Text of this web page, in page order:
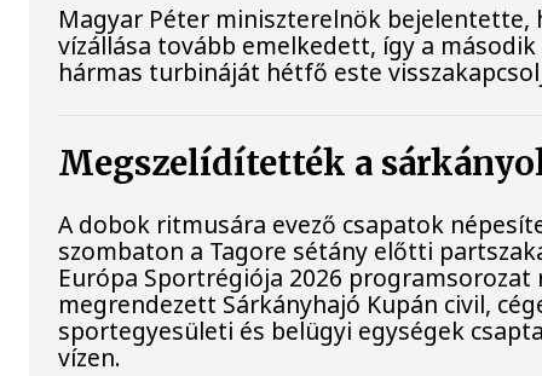
Magyar Péter miniszterelnök bejelentette,
vízállása tovább emelkedett, így a
hármas turbináját hétfő este
Megszelídítették a
A dobok ritmusára evező csapatok
szombaton a Tagore sétány előtti
Európa Sportrégiója 2026 programsorozat
megrendezett Sárkányhajó Kupán civil,
sportegyesületi és belügyi egységek
vízen.